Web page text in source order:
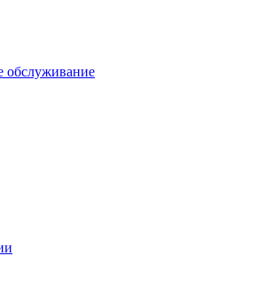
обслуживание